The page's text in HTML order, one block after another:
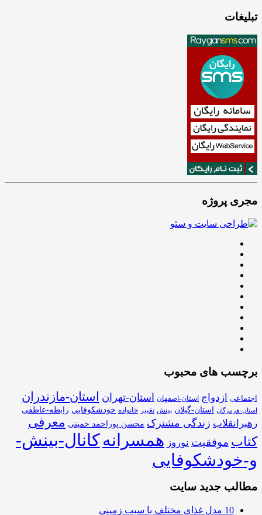
تبلیغات
مجری پروژه
برچسب های محبوب
اجتماعی ازدواج استان-اصفهان استان-تهران استان-مازندران
استان-هرمزگان استان-گیلان بینش تغییر خانواده خودشکوفایی رابطه-عاطفی
رهبرانقلاب زندگی مشترک محسن پوراحمد خمینی معرفی
کتاب موفقیت نوروز همسرانهکانال-بینش-
و-خودشکوفایی
مطالب جدید سایت
10 مدل غذای مختلف با سیب زمینی